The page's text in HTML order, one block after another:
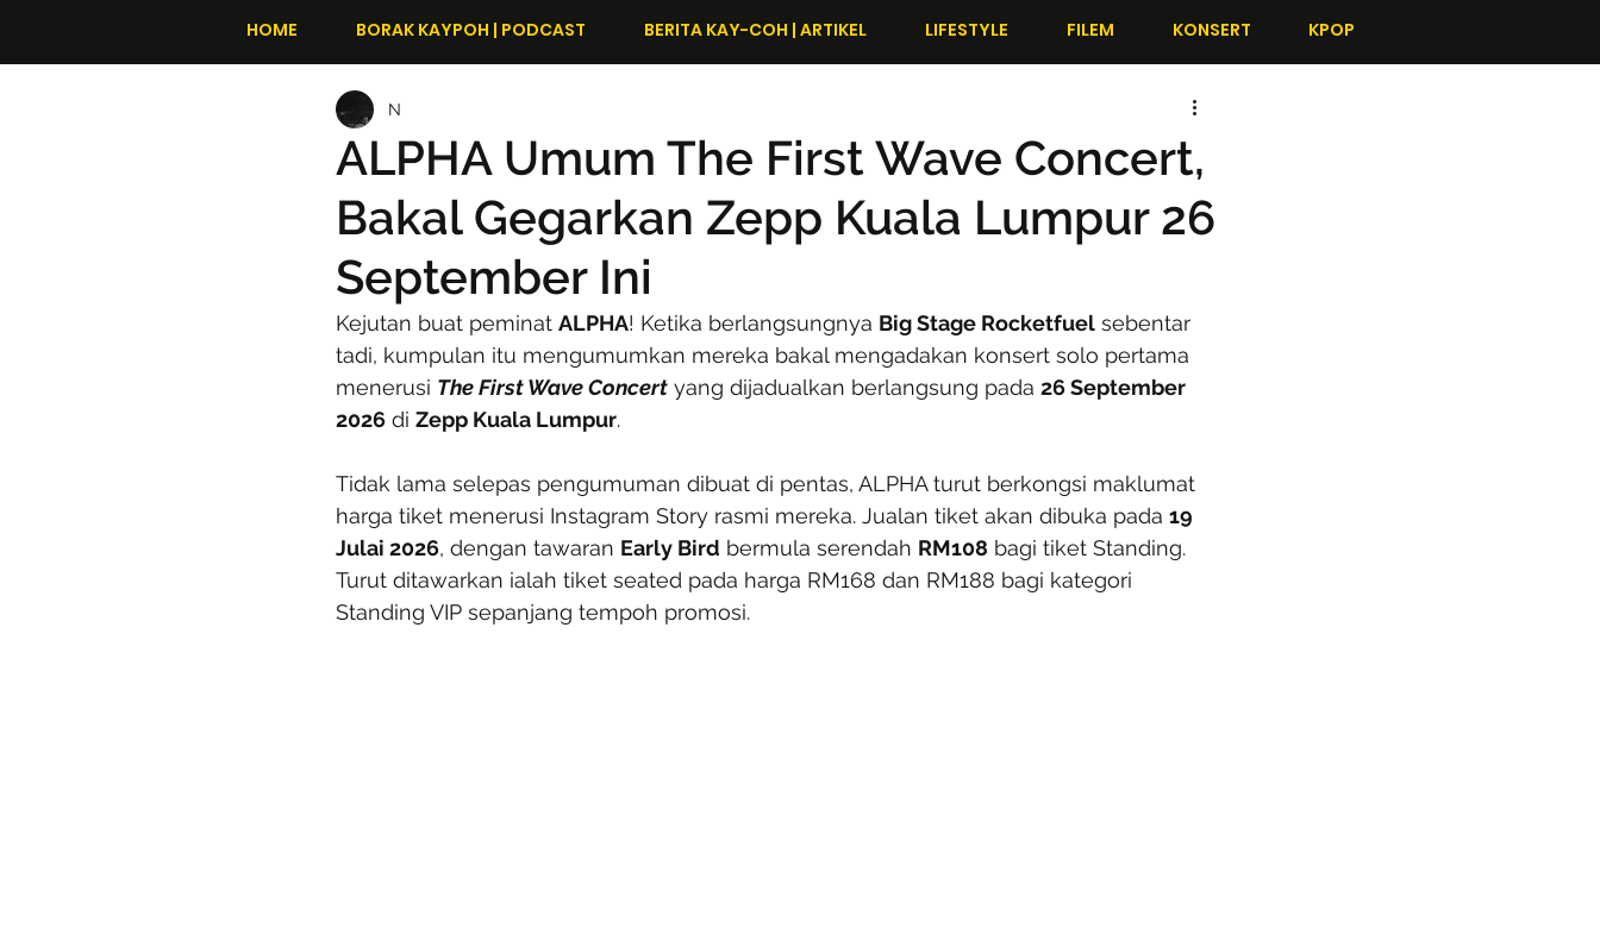
HOME BORAK KAYPOH | PODCAST BERITA KAY-COH | ARTIKEL LIFESTYLE FILEM KONSERT KPOP
ALPHA Umum The First Wave Concert,
Bakal Gegarkan Zepp Kuala Lumpur 26
September Ini
N
Kejutan buat peminat ALPHA! Ketika berlangsungnya Big Stage Rocketfuel sebentar
tadi, kumpulan itu mengumumkan mereka bakal mengadakan konsert solo pertama
menerusi The First Wave Concert yang dijadualkan berlangsung pada 26 September
2026 di Zepp Kuala Lumpur.
Tidak lama selepas pengumuman dibuat di pentas, ALPHA turut berkongsi maklumat
harga tiket menerusi Instagram Story rasmi mereka. Jualan tiket akan dibuka pada 19
Julai 2026, dengan tawaran Early Bird bermula serendah RM108 bagi tiket Standing.
Turut ditawarkan ialah tiket seated pada harga RM168 dan RM188 bagi kategori
Standing VIP sepanjang tempoh promosi.